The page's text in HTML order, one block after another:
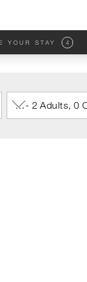
4
YOUR STAY